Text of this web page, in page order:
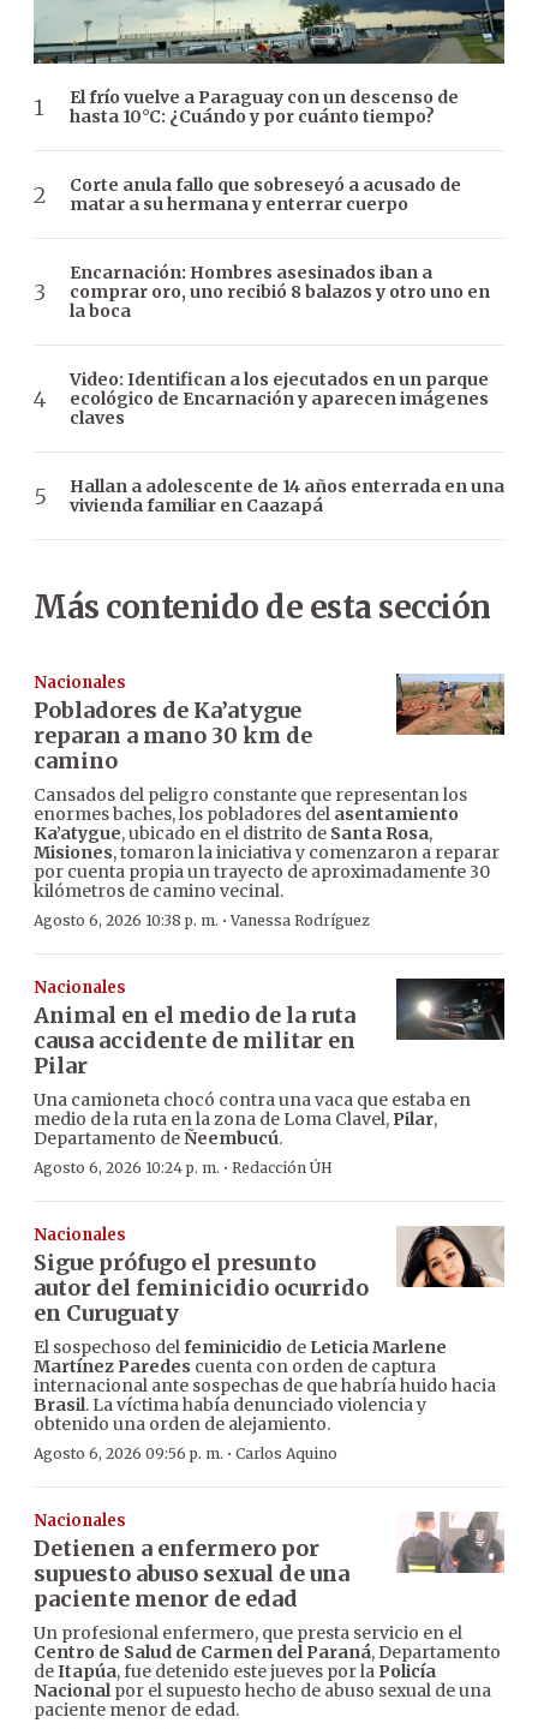
El frío vuelve a Paraguay con un descenso de
hasta 10°C: ¿Cuándo y por cuánto tiempo?
Corte anula fallo que sobreseyó a acusado de
matar a su hermana y enterrar cuerpo
Encarnación: Hombres asesinados iban a
comprar oro, uno recibió 8 balazos y otro uno en
la boca
Video: Identifican a los ejecutados en un parque
ecológico de Encarnación y aparecen imágenes
claves
Hallan a adolescente de 14 años enterrada en una
vivienda familiar en Caazapá
Más contenido de esta sección
Nacionales
Pobladores de Ka’atygue
reparan a mano 30 km de
camino
Cansados del peligro constante que representan los
enormes baches, los pobladores del asentamiento
Ka’atygue, ubicado en el distrito de Santa Rosa,
Misiones, tomaron la iniciativa y comenzaron a reparar
por cuenta propia un trayecto de aproximadamente 30
kilómetros de camino vecinal.
Agosto 6, 2026 10:38 p. m. ·Vanessa Rodríguez
Nacionales
Animal en el medio de la ruta
causa accidente de militar en
Pilar
Una camioneta chocó contra una vaca que estaba en
medio de la ruta en la zona de Loma Clavel, Pilar,
Departamento deÑeembucú.
Agosto 6, 2026 10:24 p. m. · Redacción ÚH
Nacionales
Sigue prófugo el presunto
autor del feminicidio ocurrido
en Curuguaty
El sospechoso delfeminicidio de Leticia Marlene
Martínez Paredes cuenta con orden de captura
internacional ante sospechas de que habría huido hacia
Brasil. La víctima había denunciado violencia y
obtenido una orden de alejamiento.
Agosto 6, 2026 09:56 p. m. · Carlos Aquino
Nacionales
Detienen a enfermero por
supuesto abuso sexual de una
paciente menor de edad
Un profesional enfermero, que presta servicio en el
Centro de Salud de Carmen del Paraná, Departamento
deItapúa, fue detenido este jueves por la Policía
Nacionalpor el supuesto hecho de abuso sexual de una
paciente menor de edad.